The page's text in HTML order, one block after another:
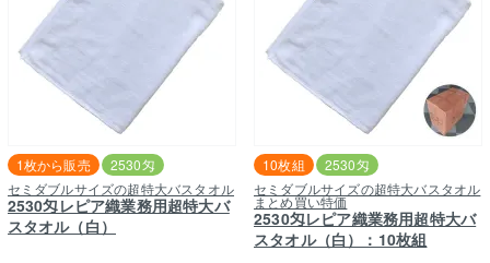
セミダブルサイズの超特大バスタオル
2530匁レピア織業務用超特大バ
スタオル（白）
1枚から販売 2530匁
セミダブルサイズの超特大バスタオル
まとめ買い特価
2530匁レピア織業務用超特大バ
スタオル（白）：10枚組
10枚組 2530匁